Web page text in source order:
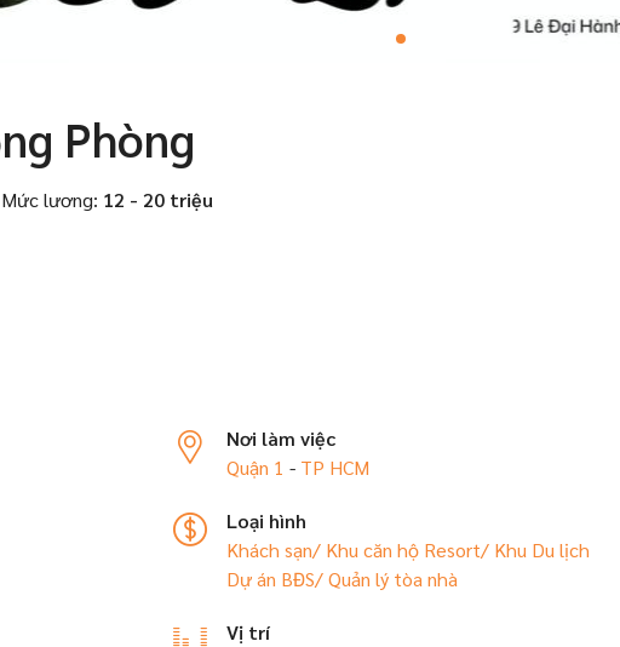
Phòng
Mức lương: 12 - 20 triệu
Nơi làm việc
Quận 1 - TP HCM
Loại hình
Khách sạn/ Khu căn hộ Resort/ Khu Du lịch
Dự án BĐS/ Quản lý tòa nhà
Vị trí